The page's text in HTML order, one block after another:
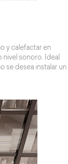
y calefactar en
nivel sonoro. Ideal
se desea instalar un